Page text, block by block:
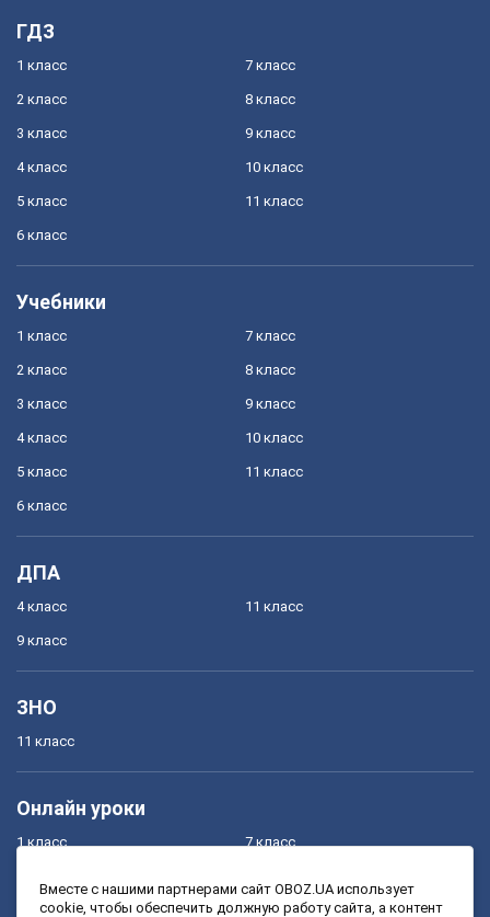
ГДЗ
1 класс
2 класс
3 класс
4 класс
5 класс
6 класс
7 класс
8 класс
9 класс
10 класс
11 класс
Учебники
1 класс
2 класс
3 класс
4 класс
5 класс
6 класс
7 класс
8 класс
9 класс
10 класс
11 класс
ДПА
4 класс
9 класс
11 класс
ЗНО
11 класс
Онлайн уроки
1 класс
3 класс
7 класс
9 класс
Вместе с нашими партнерами сайт OBOZ.UA использует
cookie, чтобы обеспечить должную работу сайта, а контент